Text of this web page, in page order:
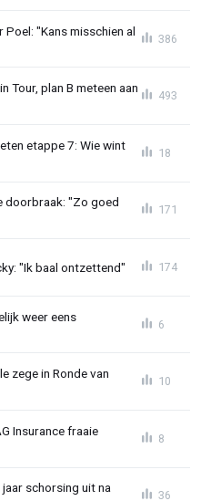
"Kans misschien al
386
Tour, plan B meteen aan
493
etappe 7: Wie wint
18
doorbraak: "Zo goed
171
"Ik baal ontzettend" 174
weer eens
6
zege in Ronde van
10
Insurance fraaie
8
schorsing uit na
36